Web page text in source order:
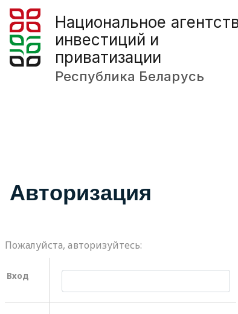
Национальное
инвестиций и
приватизации
Республика Беларусь
Авторизация
Пожалуйста, авторизуйтесь:
Вход